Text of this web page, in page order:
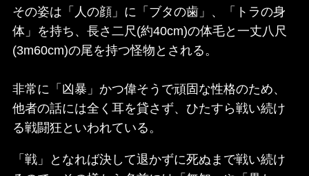
その姿は「人の顔」に「ブタの歯」、「トラの身
体」を持ち、長さ二尺(約40cm)の体毛と一丈八尺
(3m60cm)の尾を持つ怪物とされる。
非常に「凶暴」かつ偉そうで頑固な性格のため、
他者の話には全く耳を貸さず、ひたすら戦い続け
る戦闘狂といわれている。
「戦」となれば決して退かずに死ぬまで戦い続け